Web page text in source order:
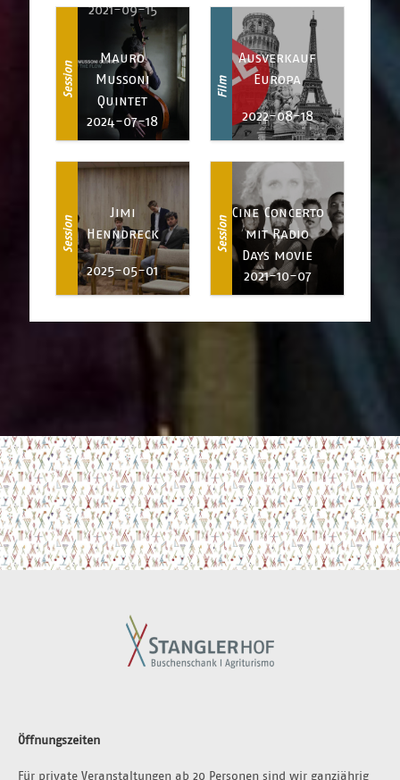
2021-09-15
Session
Mauro
Mussoni
Quintet
2024-07-18
Film
Ausverkauf
Europa
2022-08-18
Session
Jimi
Henndreck
2025-05-01
Session
Cine Concerto
mit Radio
Days movie
2021-10-07
Öffnungszeiten
Für private Veranstaltungen ab 20 Personen sind wir ganzjährig